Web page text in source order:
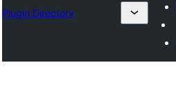
Plugin Directory